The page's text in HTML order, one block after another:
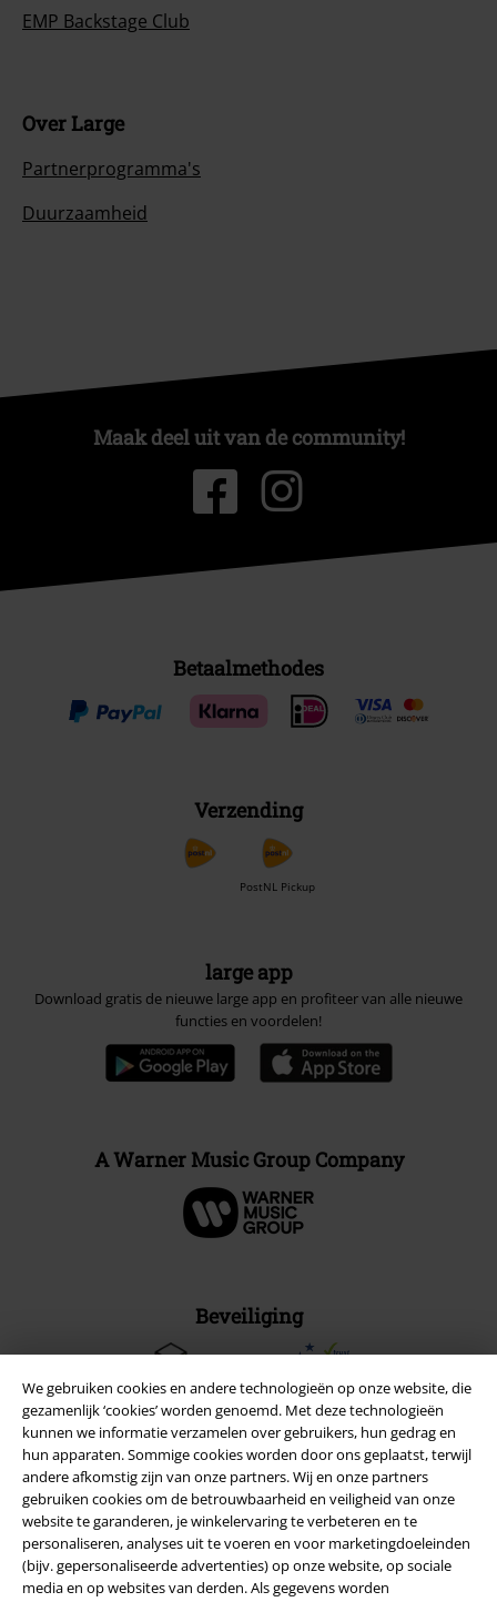
We gebruiken cookies en andere technologieën op onze website, die
gezamenlijk ‘cookies’ worden genoemd. Met deze technologieën
kunnen we informatie verzamelen over gebruikers, hun gedrag en
hun apparaten. Sommige cookies worden door ons geplaatst, terwijl
andere afkomstig zijn van onze partners. Wij en onze partners
gebruiken cookies om de betrouwbaarheid en veiligheid van onze
website te garanderen, je winkelervaring te verbeteren en te
personaliseren, analyses uit te voeren en voor marketingdoeleinden
(bijv. gepersonaliseerde advertenties) op onze website, op sociale
media en op websites van derden. Als gegevens worden
EMP Backstage Club
Over Large
Partnerprogramma's
Duurzaamheid
Maak deel uit van de community!
Betaalmethodes
Verzending
PostNL Pickup
large app
Download gratis de nieuwe large app en profiteer van alle nieuwe
functies en voordelen!
A Warner Music Group Company
Beveiliging